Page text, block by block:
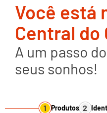
Você está
Central do
A um passo
seus sonhos!
1 Produtos 2